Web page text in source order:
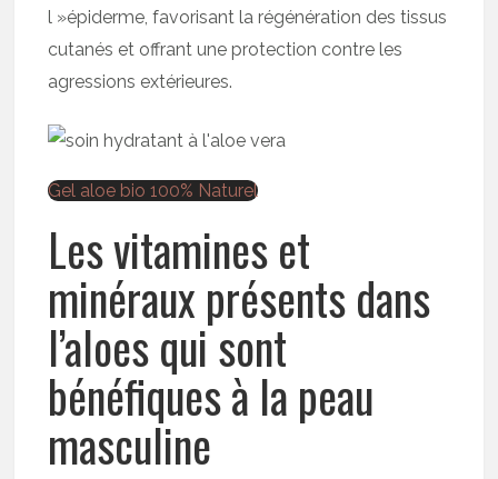
l »épiderme, favorisant la régénération des tissus
cutanés et offrant une protection contre les
agressions extérieures.
Gel aloe bio 100% Naturel
Les vitamines et
minéraux présents dans
l’aloes qui sont
bénéfiques à la peau
masculine